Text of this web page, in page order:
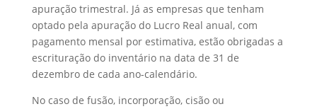
apuração trimestral. Já as empresas que tenham
optado pela apuração do Lucro Real anual, com
pagamento mensal por estimativa, estão obrigadas a
escrituração do inventário na data de 31 de
dezembro de cada ano-calendário.
No caso de fusão, incorporação, cisão ou